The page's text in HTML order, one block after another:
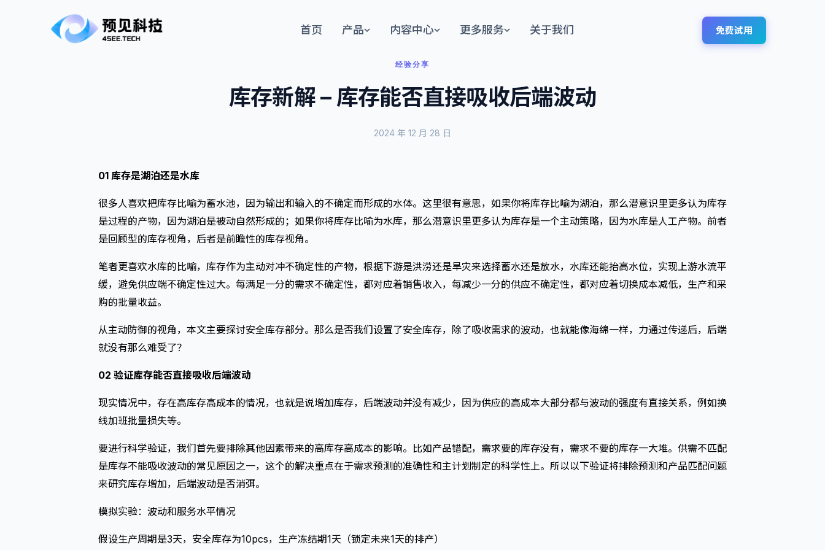
首页 产品 内容中心 更多服务 关于我们 免费试用
经验分享
库存新解 – 库存能否直接吸收后端波动
2024 年 12 月 28 日
01 库存是湖泊还是水库
很多人喜欢把库存比喻为蓄水池，因为输出和输入的不确定而形成的水体。这里很有意思，如果你将库存比喻为湖泊，那么潜意识里更多认为库存
是过程的产物，因为湖泊是被动自然形成的；如果你将库存比喻为水库，那么潜意识里更多认为库存是一个主动策略，因为水库是人工产物。前者
是回顾型的库存视角，后者是前瞻性的库存视角。
笔者更喜欢水库的比喻，库存作为主动对冲不确定性的产物，根据下游是洪涝还是旱灾来选择蓄水还是放水，水库还能抬高水位，实现上游水流平
缓，避免供应端不确定性过大。每满足一分的需求不确定性，都对应着销售收入，每减少一分的供应不确定性，都对应着切换成本减低，生产和采
购的批量收益。
从主动防御的视角，本文主要探讨安全库存部分。那么是否我们设置了安全库存，除了吸收需求的波动，也就能像海绵一样，力通过传递后，后端
就没有那么难受了？
02 验证库存能否直接吸收后端波动
现实情况中，存在高库存高成本的情况，也就是说增加库存，后端波动并没有减少，因为供应的高成本大部分都与波动的强度有直接关系，例如换
线加班批量损失等。
要进行科学验证，我们首先要排除其他因素带来的高库存高成本的影响。比如产品错配，需求要的库存没有，需求不要的库存一大堆。供需不匹配
是库存不能吸收波动的常见原因之一，这个的解决重点在于需求预测的准确性和主计划制定的科学性上。所以以下验证将排除预测和产品匹配问题
来研究库存增加，后端波动是否消弭。
模拟实验：波动和服务水平情况
假设生产周期是3天，安全库存为10pcs，生产冻结期1天（锁定未来1天的排产）